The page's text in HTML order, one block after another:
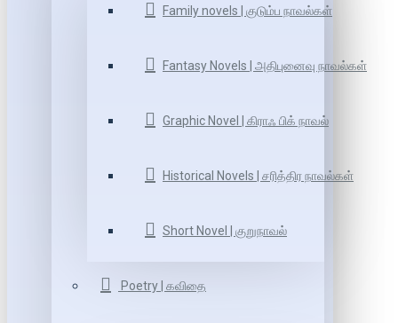
Family novels | குடும்ப நாவல்கள்
Fantasy Novels | அதிபுனைவு நாவல்கள்
Graphic Novel | கிராஃ பிக் நாவல்
Historical Novels | சரித்திர நாவல்கள்
Short Novel | குறுநாவல்
Poetry | கவிதை